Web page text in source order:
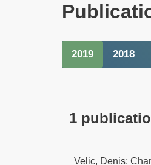
2019 2018
1
Velic, Denis;